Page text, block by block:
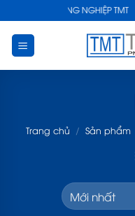
to
content
CÔNG NGHIỆP TMT
Trang chủ / Sản phẩm